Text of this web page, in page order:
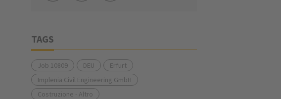
TAGS
Job 10809 DEU
Erfurt
Implenia Civil Engineering GmbH
Costruzione - Altro